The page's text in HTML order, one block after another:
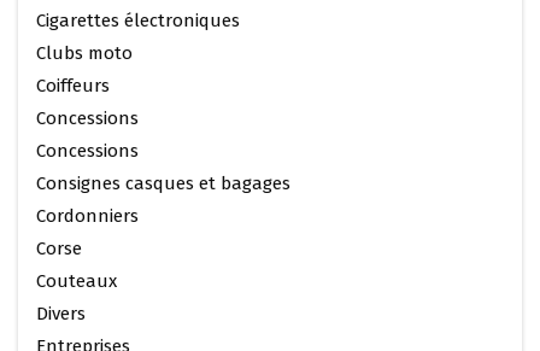
Cigarettes électroniques
Clubs moto
Coiffeurs
Concessions
Concessions
Consignes casques et bagages
Cordonniers
Corse
Couteaux
Divers
Entreprises